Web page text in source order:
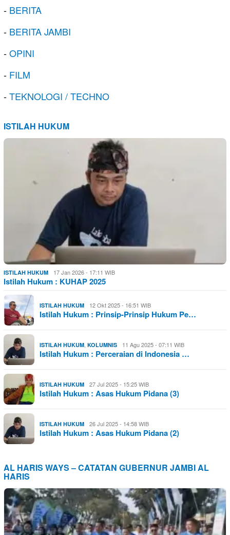
- BERITA
- BERITA JAMBI
-OPINI
- FILM
-TEKNOLOGI / TECHNO
ISTILAH HUKUM
ISTILAH HUKUM 17 Jan 2026 - 17:11 WIB
Istilah Hukum : KUHAP 2025
ISTILAH HUKUM 12 Okt 2025 - 16:51 WIB
Istilah Hukum : Prinsip-Prinsip Hukum Pe…
ISTILAH HUKUM, KOLUMNIS 11 Agu 2025 - 07:11 WIB
Istilah Hukum : Perceraian di Indonesia …
ISTILAH HUKUM 27 Jul 2025 - 15:25 WIB
Istilah Hukum : Asas Hukum Pidana (3)
ISTILAH HUKUM 26 Jul 2025 - 14:58 WIB
Istilah Hukum : Asas Hukum Pidana (2)
AL HARIS WAYS – CATATAN GUBERNUR JAMBI AL
HARIS